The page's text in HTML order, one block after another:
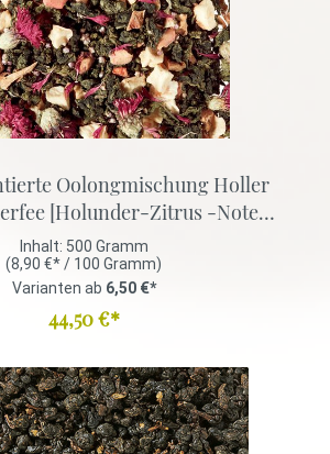
Oolongmischung Holler
[Holunder-Zitrus -Note]
aromatisiert
Inhalt: 500 Gramm
(8,90 €* / 100 Gramm)
Varianten ab 6,50 €*
44,50 €*